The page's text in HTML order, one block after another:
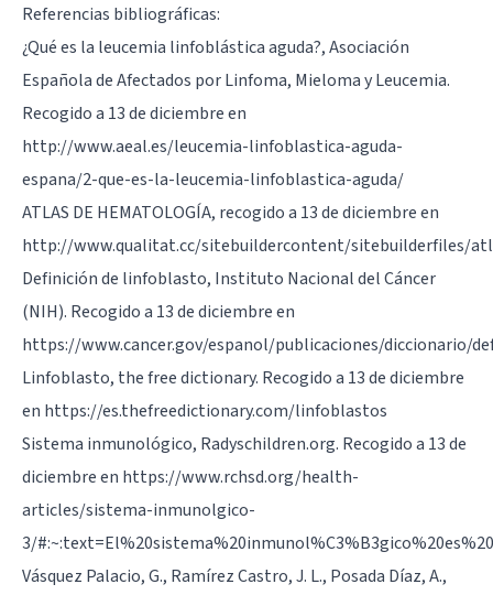
Referencias bibliográficas:
¿Qué es la leucemia linfoblástica aguda?, Asociación
Española de Afectados por Linfoma, Mieloma y Leucemia.
Recogido a 13 de diciembre en
http://www.aeal.es/leucemia-linfoblastica-aguda-
espana/2-que-es-la-leucemia-linfoblastica-aguda/
ATLAS DE HEMATOLOGÍA, recogido a 13 de diciembre en
http://www.qualitat.cc/sitebuildercontent/sitebuilderfiles/
Definición de linfoblasto, Instituto Nacional del Cáncer
(NIH). Recogido a 13 de diciembre en
https://www.cancer.gov/espanol/publicaciones/diccionario/
Linfoblasto, the free dictionary. Recogido a 13 de diciembre
en https://es.thefreedictionary.com/linfoblastos
Sistema inmunológico, Radyschildren.org. Recogido a 13 de
diciembre en https://www.rchsd.org/health-
articles/sistema-inmunolgico-
3/
Vásquez Palacio, G., Ramírez Castro, J. L., Posada Díaz, A.,